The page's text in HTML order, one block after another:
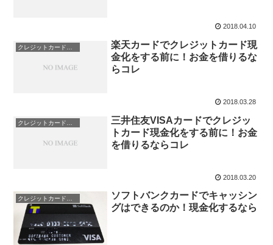
2018.04.10
クレジットカード現金化
楽天カードでクレジットカード現
金化をする前に！お金を借りるな
らコレ
2018.03.28
三井住友VISAカードでクレジッ
トカード現金化をする前に！お金
を借りるならコレ
2018.03.20
ソフトバンクカードでキャッシン
グはできるのか！現金化するなら